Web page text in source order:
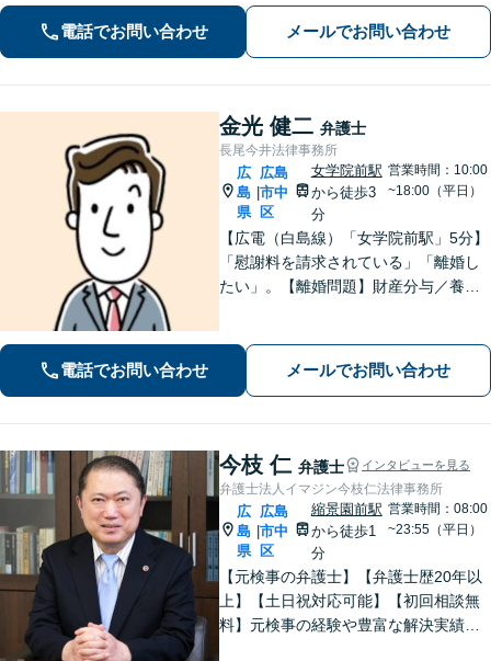
などご相談ください【夜間土日祝相談
可】【初回相談無料】【Zoom面談可】
電話でお問い合わせ メールでお問い合わせ
金光 健二 弁護士
長尾今井法律事務所
広
島
県
|
広島
市中
区
女学院前駅
から徒歩3
分
営業時間：10:00
~18:00（平日）
【広電（白島線）「女学院前駅」5分】
「慰謝料を請求されている」「離婚し
たい」。【離婚問題】財産分与／養育
請求など【相続・遺言】料金は明確に
細かく設定【初回相談無料】
電話でお問い合わせ メールでお問い合わせ
今枝 仁 弁護士 インタビューを見る
弁護士法人イマジン今枝仁法律事務所
広
島
県
|
広島
市中
区
縮景園前駅
から徒歩1
分
営業時間：08:00
~23:55（平日）
【元検事の弁護士】【弁護士歴20年以
上】【土日祝対応可能】【初回相談無
料】元検事の経験や豊富な解決実績を